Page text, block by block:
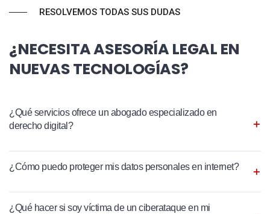
RESOLVEMOS TODAS SUS DUDAS
¿NECESITA ASESORÍA LEGAL EN
NUEVAS TECNOLOGÍAS?
¿Qué servicios ofrece un abogado especializado en
derecho digital?
¿Cómo puedo proteger mis datos personales en internet?
¿Qué hacer si soy víctima de un ciberataque en mi